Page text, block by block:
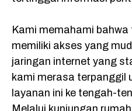
Kami memahami
memiliki akses yang
jaringan internet yang
kami merasa terpanggil
layanan ini ke tengah-